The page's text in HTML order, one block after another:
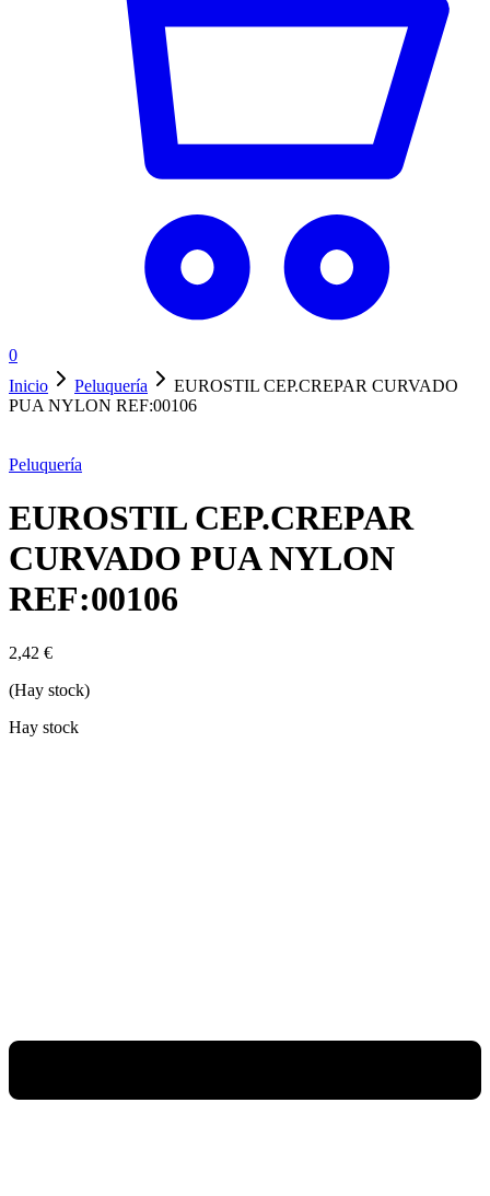
0
Inicio
Peluquería
EUROSTIL CEP.CREPAR CURVADO
PUA NYLON REF:00106
Peluquería
EUROSTIL CEP.CREPAR
CURVADO PUA NYLON
REF:00106
2,42 €
(Hay stock)
Hay stock